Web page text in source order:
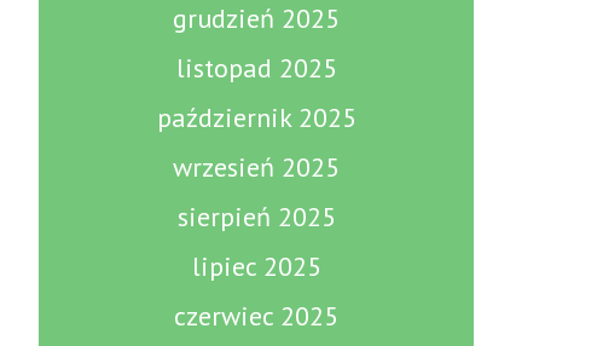
grudzień 2025
listopad 2025
październik 2025
wrzesień 2025
sierpień 2025
lipiec 2025
czerwiec 2025